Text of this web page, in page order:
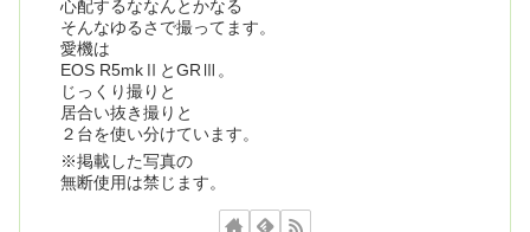
心配するななんとかなる
そんなゆるさで撮ってます。
愛機は
EOS R5mkⅡとGRⅢ。
じっくり撮りと
居合い抜き撮りと
２台を使い分けています。
※掲載した写真の
無断使用は禁じます。